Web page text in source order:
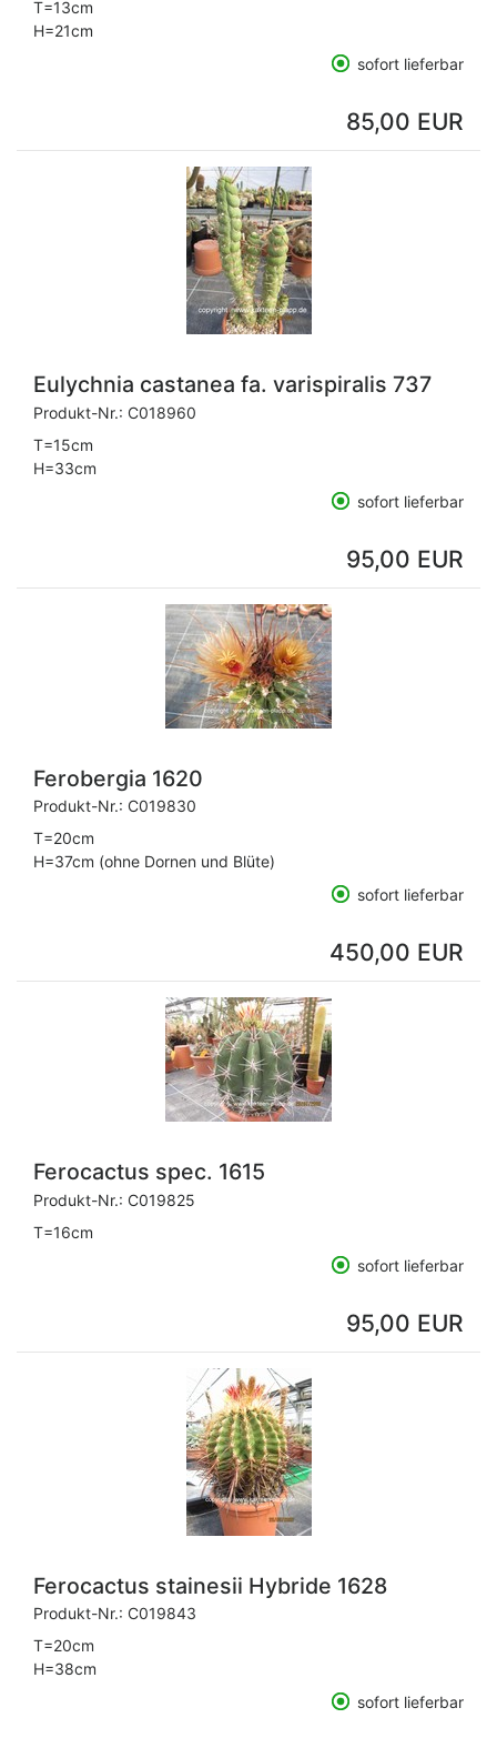
T=13cm
H=21cm
sofort lieferbar
85,00 EUR
Eulychnia castanea fa. varispiralis 737
Produkt-Nr.: C018960
T=15cm
H=33cm
sofort lieferbar
95,00 EUR
Ferobergia 1620
Produkt-Nr.: C019830
T=20cm
H=37cm (ohne Dornen und Blüte)
sofort lieferbar
450,00 EUR
Ferocactus spec. 1615
Produkt-Nr.: C019825
T=16cm
sofort lieferbar
95,00 EUR
Ferocactus stainesii Hybride 1628
Produkt-Nr.: C019843
T=20cm
H=38cm
sofort lieferbar